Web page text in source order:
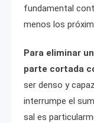
fundamental
menos los
Para eliminar
parte cortada
ser denso y
interrumpe el
sal es